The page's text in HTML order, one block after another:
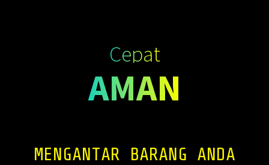
Cepat
AMAN
MENGANTAR BARANG ANDA